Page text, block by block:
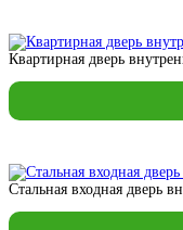
Квартирная дверь
Стальная входная дверь